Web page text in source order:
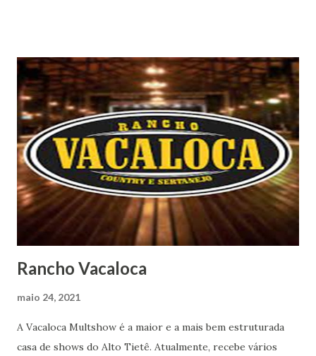
Rancho Vacaloca
maio 24, 2021
A Vacaloca Multshow é a maior e a mais bem estruturada
casa de shows do Alto Tietê. Atualmente, recebe vários